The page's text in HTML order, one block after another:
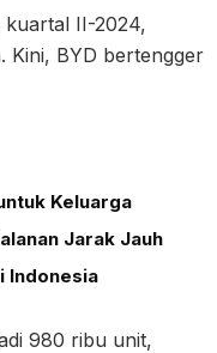
II-2024,
Kini, BYD bertengger
Keluarga
Jarak Jauh
Indonesia
980 ribu unit,